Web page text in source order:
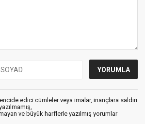
edici cümleler veya imalar, inançlara saldırı
ve büyük harflerle yazılmış yorumlar